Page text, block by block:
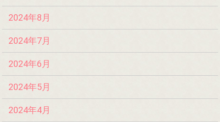
2024年8月
2024年7月
2024年6月
2024年5月
2024年4月